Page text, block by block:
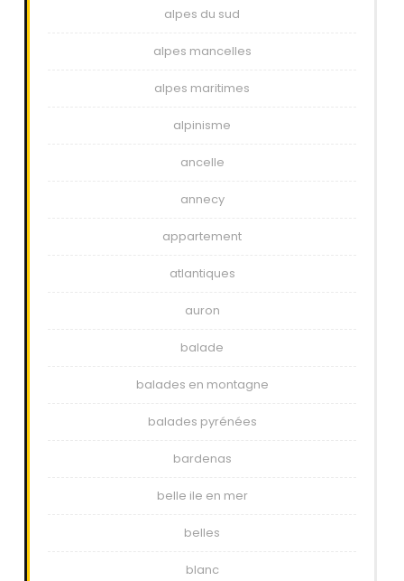
alpes du sud
alpes mancelles
alpes maritimes
alpinisme
ancelle
annecy
appartement
atlantiques
auron
balade
balades en montagne
balades pyrénées
bardenas
belle ile en mer
belles
blanc